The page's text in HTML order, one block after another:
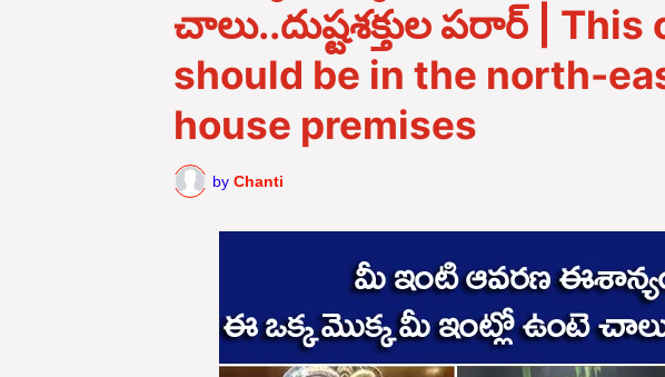
చాలు..దుష్టశక్తుల పరార్ |
should be in the north-
house premises
by Chanti